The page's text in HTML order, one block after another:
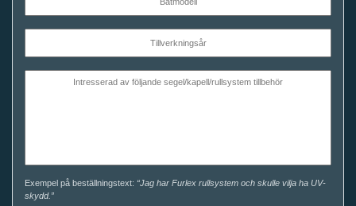
Exempel på beställningstext: “Jag har Furlex rullsystem och skulle vilja ha UV-
skydd.”